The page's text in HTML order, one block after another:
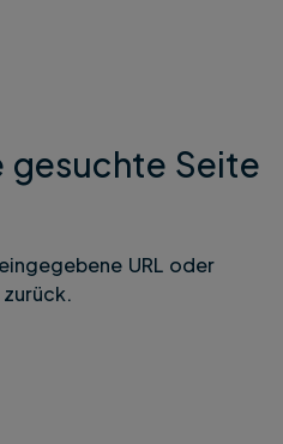
gesuchte Seite
URL oder